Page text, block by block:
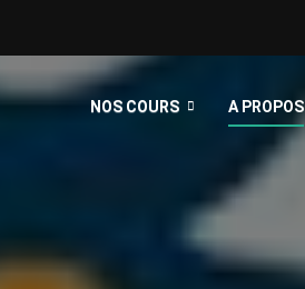
NOS COURS A PROPOS